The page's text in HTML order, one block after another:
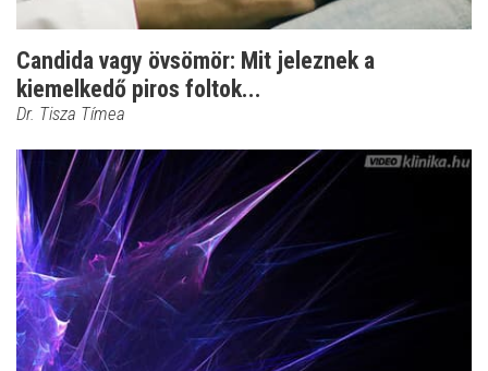
Candida vagy övsömör: Mit jeleznek a
kiemelkedő piros foltok...
Dr. Tisza Tímea